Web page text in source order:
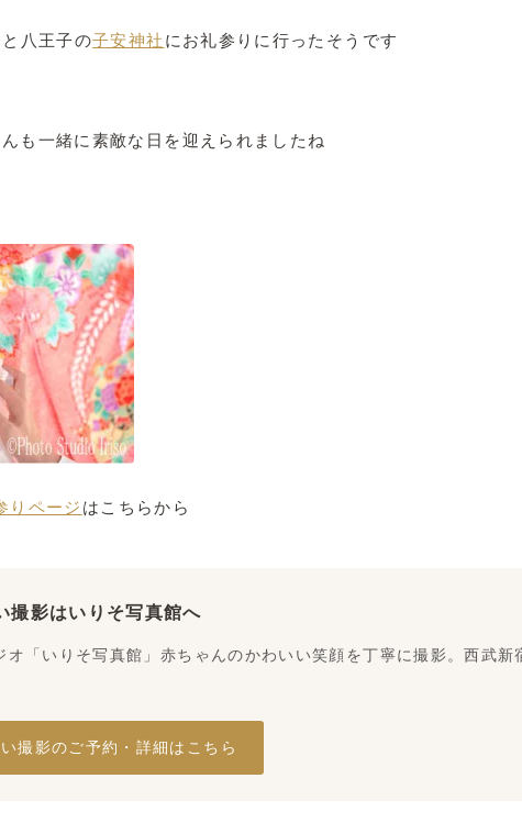
八王子の子安神社 にお礼参りに行ったそうです
も一緒に素敵な日を迎えられましたね
りページ はこちらから
撮影はいりそ写真館へ
オ「いりそ写真館」赤ちゃんのかわいい笑顔を丁寧に撮影。西武新
撮影のご予約・詳細はこちら